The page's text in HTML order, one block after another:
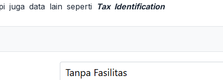
juga data lain seperti Tax Identification